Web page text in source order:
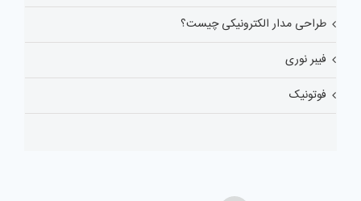
طراحی مدار الکترونیکی چیست؟
فیبر نوری
فوتونیک